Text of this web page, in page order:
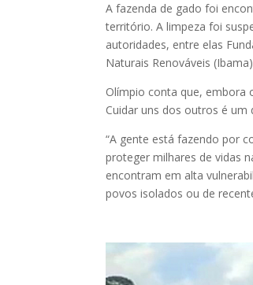
A fazenda de gado foi
território. A limpeza foi
autoridades, entre elas
Naturais Renováveis
Olímpio conta que, embora
Cuidar uns dos outros é um
“A gente está fazendo por
proteger milhares de vidas
encontram em alta
povos isolados ou de